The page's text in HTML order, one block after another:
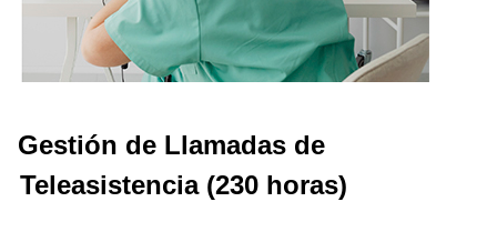
Gestión de Llamadas de
Teleasistencia (230 horas)